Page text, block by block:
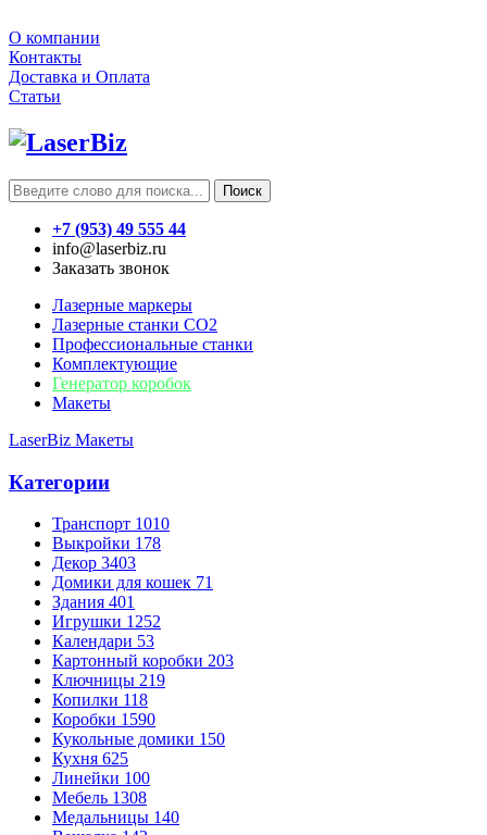
О компании
Контакты
Доставка и Оплата
Статьи
Поиск
+7 (953) 49 555 44
info@laserbiz.ru
Заказать звонок
Лазерные маркеры
Лазерные станки CO2
Профессиональные станки
Комплектующие
Генератор коробок
Макеты
LaserBiz Макеты
Категории
Транспорт 1010
Выкройки 178
Декор 3403
Домики для кошек 71
Здания 401
Игрушки 1252
Календари 53
Картонный коробки 203
Ключницы 219
Копилки 118
Коробки 1590
Кукольные домики 150
Кухня 625
Линейки 100
Мебель 1308
Медальницы 140